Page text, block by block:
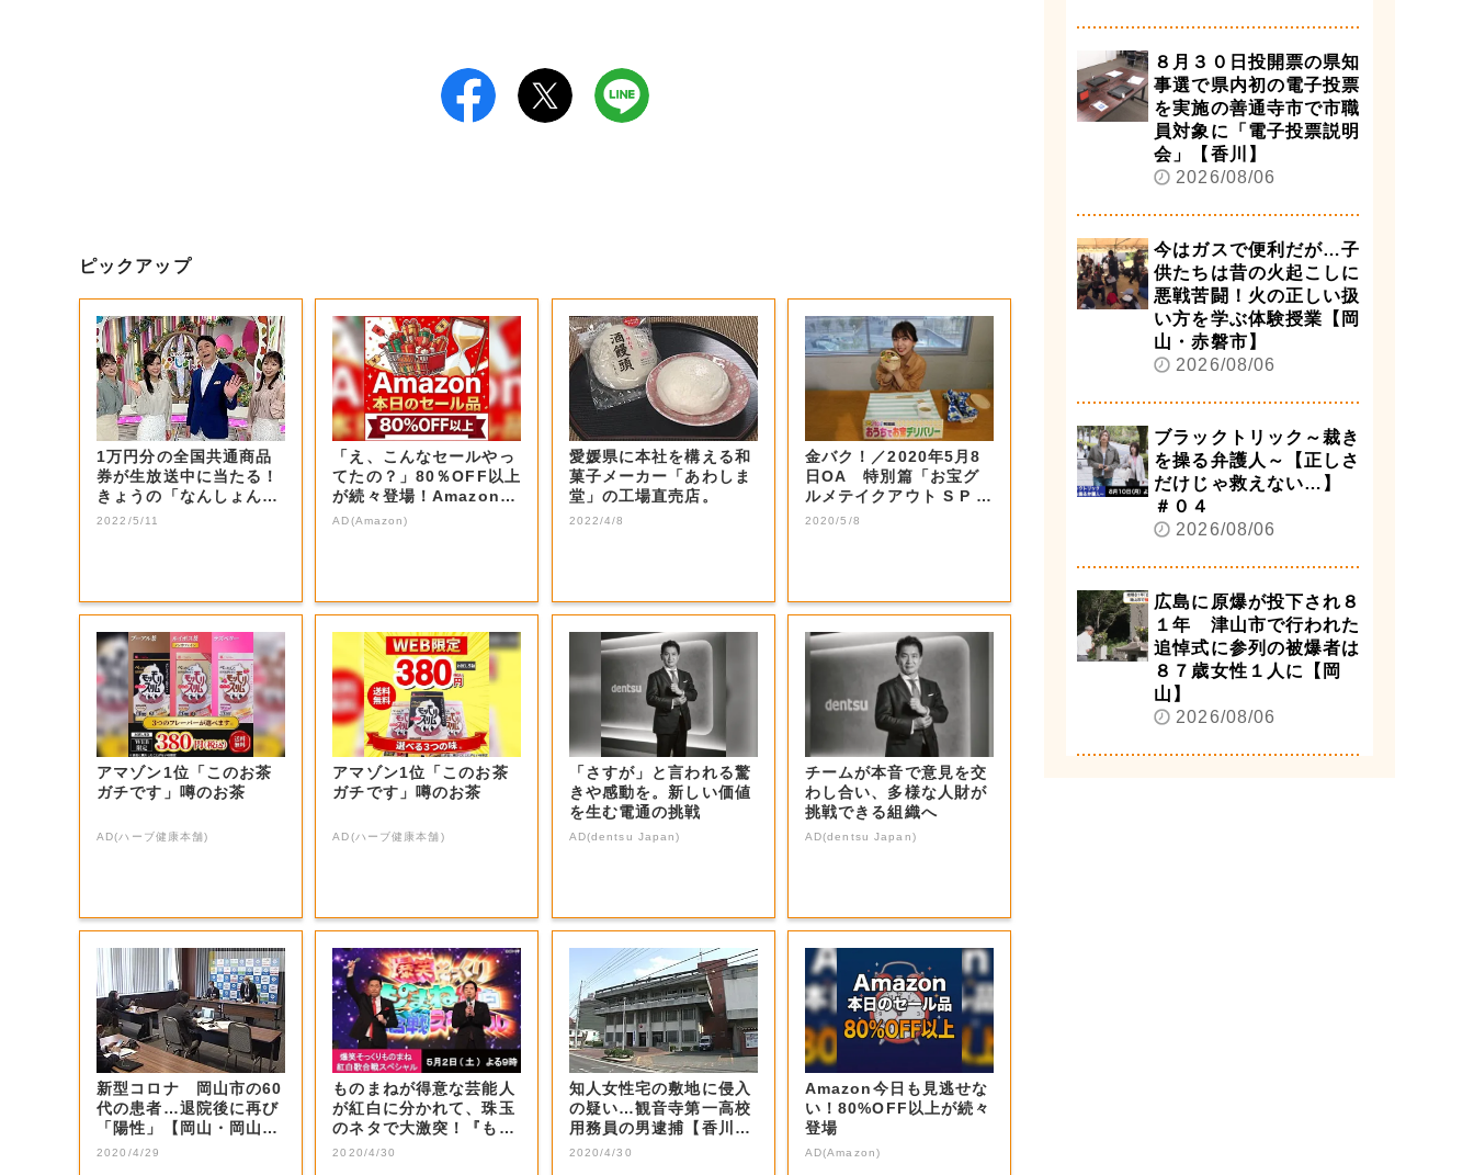
ピックアップ
1万円分の全国共通商品
券が生放送中に当たる！
きょうの「なんしょん？
生電話クイズ」...
2022/5/11
「え、こんなセールやっ
てたの？」80％OFF以上
が続々登場！Amazonの
本気が...
AD(Amazon)
愛媛県に本社を構える和
菓子メーカー「あわしま
堂」の工場直売店。
2022/4/8
金バク！／2020年5月8
日OA 特別篇「お宝グ
ルメテイクアウト S P 第
二弾...
2020/5/8
アマゾン1位「このお茶
ガチです」噂のお茶
AD(ハーブ健康本舗)
アマゾン1位「このお茶
ガチです」噂のお茶
AD(ハーブ健康本舗)
「さすが」と言われる驚
きや感動を。新しい価値
を生む電通の挑戦
AD(dentsu Japan)
チームが本音で意見を交
わし合い、多様な人財が
挑戦できる組織へ
AD(dentsu Japan)
新型コロナ 岡山市の60
代の患者…退院後に再び
「陽性」【岡山・岡山
市】
2020/4/29
ものまねが得意な芸能人
が紅白に分かれて、珠玉
のネタで大激突！『もの
まね紅白』でし...
2020/4/30
知人女性宅の敷地に侵入
の疑い…観音寺第一高校
用務員の男逮捕【香川・
観音寺市】
2020/4/30
Amazon今日も見逃せな
い！80%OFF以上が続々
登場
AD(Amazon)
８月３０日投開票の県知
事選で県内初の電子投票
を実施の善通寺市で市職
員対象に「電子投票説明
会」【香川】
2026/08/06
今はガスで便利だが…子
供たちは昔の火起こしに
悪戦苦闘！火の正しい扱
い方を学ぶ体験授業【岡
山・赤磐市】
2026/08/06
ブラックトリック～裁き
を操る弁護人～【正しさ
だけじゃ救えない…】
＃０４
2026/08/06
広島に原爆が投下され８
１年 津山市で行われた
追悼式に参列の被爆者は
８７歳女性１人に【岡
山】
2026/08/06